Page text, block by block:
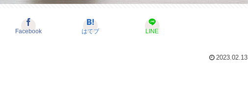
Facebook はてブ LINE
2023.02.13